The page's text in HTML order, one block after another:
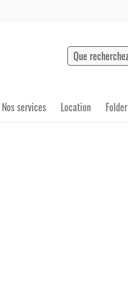
Chercher
Nos services Location Folder